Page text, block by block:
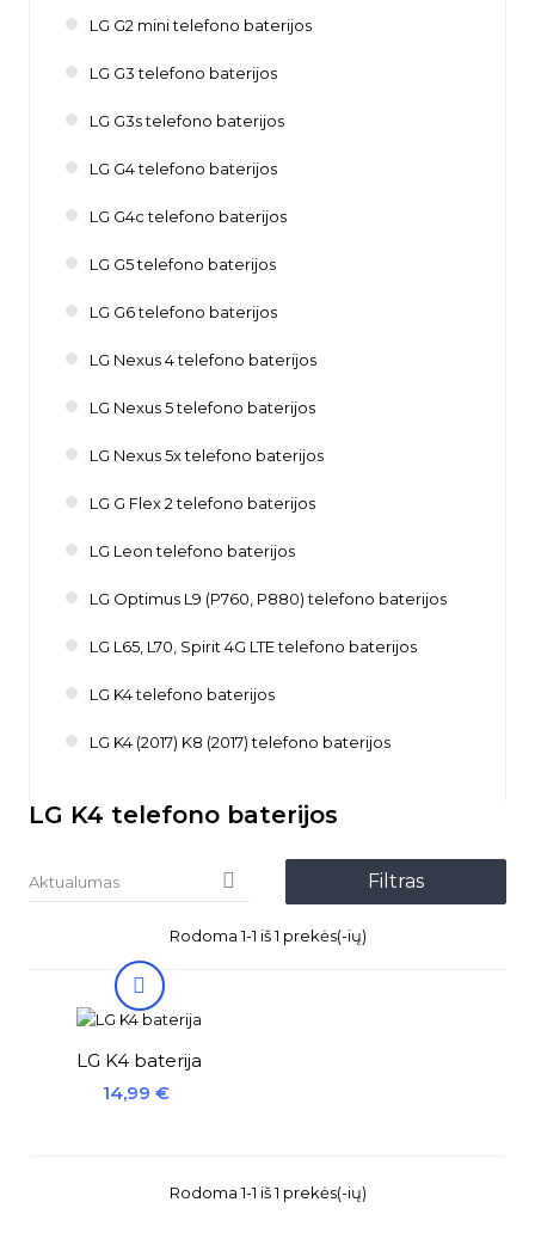
LG G2 mini telefono baterijos
LG G3 telefono baterijos
LG G3s telefono baterijos
LG G4 telefono baterijos
LG G4c telefono baterijos
LG G5 telefono baterijos
LG G6 telefono baterijos
LG Nexus 4 telefono baterijos
LG Nexus 5 telefono baterijos
LG Nexus 5x telefono baterijos
LG G Flex 2 telefono baterijos
LG Leon telefono baterijos
LG Optimus L9 (P760, P880) telefono baterijos
LG L65, L70, Spirit 4G LTE telefono baterijos
LG K4 telefono baterijos
LG K4 (2017) K8 (2017) telefono baterijos
LG K4 telefono baterijos
Aktualumas  Filtras
Rodoma 1-1 iš 1 prekės(-ių)

LG K4 baterija
Kaina
14,99 €
Rodoma 1-1 iš 1 prekės(-ių)